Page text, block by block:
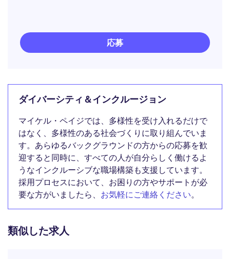
応募
ダイバーシティ＆インクルージョン
マイケル・ペイジでは、多様性を受け入れるだけで
はなく、多様性のある社会づくりに取り組んでいま
す。あらゆるバックグラウンドの方からの応募を歓
迎すると同時に、すべての人が自分らしく働けるよ
うなインクルーシブな職場構築も支援しています。
採用プロセスにおいて、お困りの方やサポートが必
要な方がいましたら、 お気軽にご連絡ください。
類似した求人